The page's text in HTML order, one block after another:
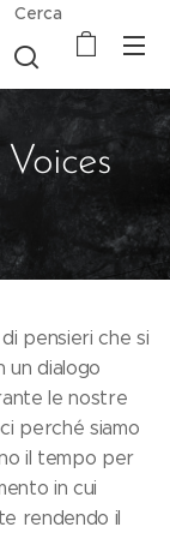
Cerca
pensieri che si
un dialogo
le nostre
perché siamo
il tempo per
in cui
rendendo il